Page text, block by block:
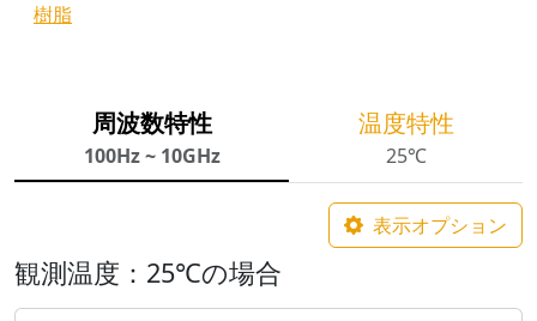
樹脂
周波数特性
100Hz ~ 10GHz
温度特性
25℃
表示オプション
観測温度：25℃の場合